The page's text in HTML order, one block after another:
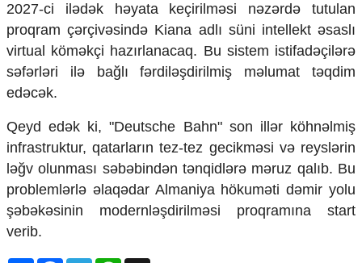
İqtisadiyyat
İqtisadi xəbərlər
Energetika
Neft-qaz
Əmək və sosial siyasət
Hərbi sənaye
Telekommunikasiya və nəqliyyat
COP29
Cəmiyyət
Crossmedia.az - 1 yaş
2027-ci ilədək həyata keçirilməsi nəzərdə tutulan
proqram çərçivəsində Kiana adlı süni intellekt əsaslı
virtual köməkçi hazırlanacaq. Bu sistem istifadəçilərə
səfərləri ilə bağlı fərdiləşdirilmiş məlumat təqdim
edəcək.
Qeyd edək ki, "Deutsche Bahn" son illər köhnəlmiş
infrastruktur, qatarların tez-tez gecikməsi və reyslərin
ləğv olunması səbəbindən tənqidlərə məruz qalıb. Bu
problemlərlə əlaqədar Almaniya hökuməti dəmir yolu
şəbəkəsinin modernləşdirilməsi proqramına start
verib.